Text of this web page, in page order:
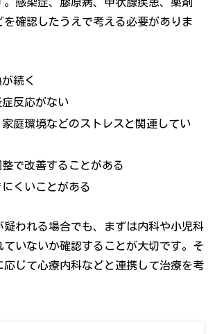
。感染症、膠原病、甲状腺疾患、薬剤
を確認したうえで考える必要がありま
続く
反応がない
庭環境などのストレスと関連してい
で改善することがある
くいことがある
疑われる場合でも、まずは内科や小児科
ていないか確認することが大切です。そ
応じて心療内科などと連携して治療を考